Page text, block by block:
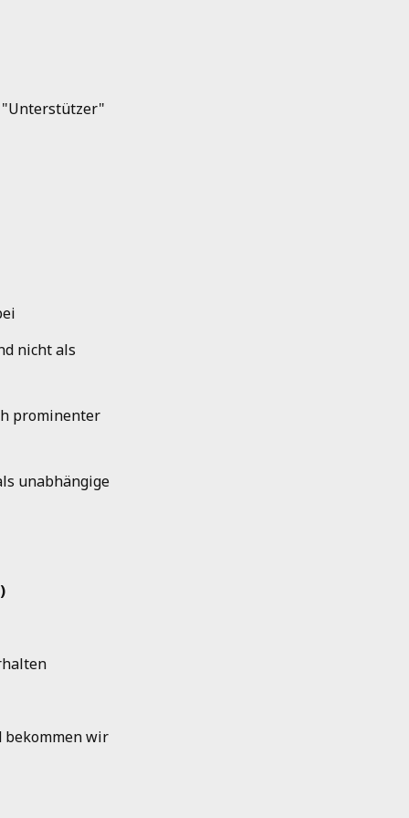
"Unterstützer"
nicht als
prominenter
unabhängige
bekommen wir